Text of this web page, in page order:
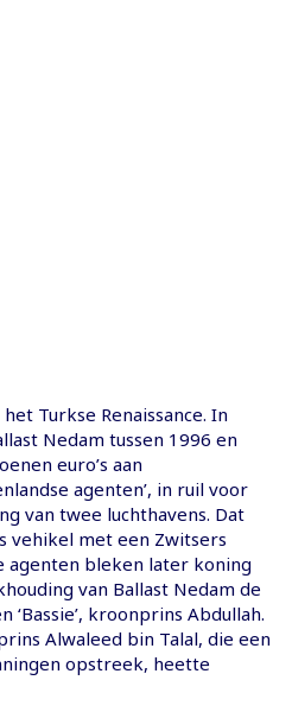
Turkse Renaissance. In
Nedam tussen 1996 en
euro’s aan
agenten’, in ruil voor
van twee luchthavens. Dat
vehikel met een Zwitsers
agenten bleken later koning
van Ballast Nedam de
‘Bassie’, kroonprins Abdullah.
Alwaleed bin Talal, die een
opstreek, heette